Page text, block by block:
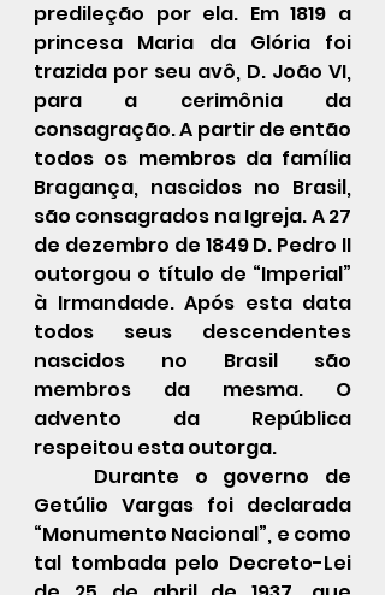
predileção por ela. Em 1819 a
princesa Maria da Glória foi
trazida por seu avô, D. João VI,
para a cerimônia da
consagração. A partir de então
todos os membros da família
Bragança, nascidos no Brasil,
são consagrados na Igreja. A 27
de dezembro de 1849 D. Pedro II
outorgou o título de “Imperial”
à Irmandade. Após esta data
todos seus descendentes
nascidos no Brasil são
membros da mesma. O
advento da República
respeitou esta outorga.
Durante o governo de
Getúlio Vargas foi declarada
“Monumento Nacional”, e como
tal tombada pelo Decreto-Lei